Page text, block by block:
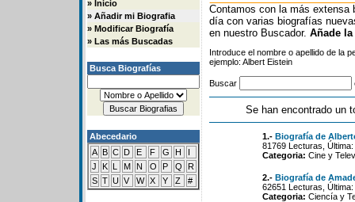
» Inicio
» Añadir mi Biografia
» Modificar Biografía
» Las más Buscadas
Busca Biografías
Abecedario
A B C D E F G H
I
J
K L M N O P Q
R
S T U V W X Y Z #
Contamos con la más extensa
día con varias biografías
en nuestro Buscador. Añade
Introduce el nombre o apellido de la
ejemplo: Albert Eistein
Buscar
Se han encontrado un
1.- Biografía de
81769 Lecturas,
Categoria: Cine y
2.- Biografía de
62651 Lecturas,
Categoria: Ciencía y